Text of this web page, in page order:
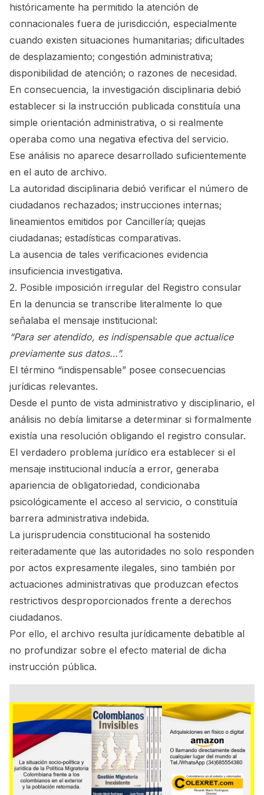
históricamente ha permitido la atención de
connacionales fuera de jurisdicción, especialmente
cuando existen situaciones humanitarias; dificultades
de desplazamiento; congestión administrativa;
disponibilidad de atención; o razones de necesidad.
En consecuencia, la investigación disciplinaria debió
establecer si la instrucción publicada constituía una
simple orientación administrativa, o si realmente
operaba como una negativa efectiva del servicio.
Ese análisis no aparece desarrollado suficientemente
en el auto de archivo.
La autoridad disciplinaria debió verificar el número de
ciudadanos rechazados; instrucciones internas;
lineamientos emitidos por Cancillería; quejas
ciudadanas; estadísticas comparativas.
La ausencia de tales verificaciones evidencia
insuficiencia investigativa.
2. Posible imposición irregular del Registro consular
En la denuncia se transcribe literalmente lo que
señalaba el mensaje institucional:
“Para ser atendido, es indispensable que actualice
previamente sus datos…”.
El término “indispensable” posee consecuencias
jurídicas relevantes.
Desde el punto de vista administrativo y disciplinario, el
análisis no debía limitarse a determinar si formalmente
existía una resolución obligando el registro consular.
El verdadero problema jurídico era establecer si el
mensaje institucional inducía a error, generaba
apariencia de obligatoriedad, condicionaba
psicológicamente el acceso al servicio, o constituía
barrera administrativa indebida.
La jurisprudencia constitucional ha sostenido
reiteradamente que las autoridades no solo responden
por actos expresamente ilegales, sino también por
actuaciones administrativas que produzcan efectos
restrictivos desproporcionados frente a derechos
ciudadanos.
Por ello, el archivo resulta jurídicamente debatible al
no profundizar sobre el efecto material de dicha
instrucción pública.